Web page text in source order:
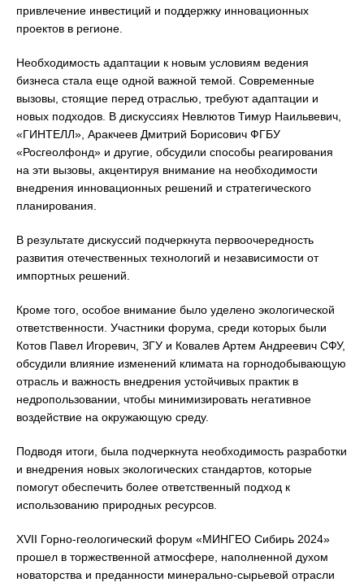
привлечение инвестиций и поддержку инновационных
проектов в регионе.
Необходимость адаптации к новым условиям ведения
бизнеса стала еще одной важной темой. Современные
вызовы, стоящие перед отраслью, требуют адаптации и
новых подходов. В дискуссиях Невлютов Тимур Наильвевич,
«ГИНТЕЛЛ», Аракчеев Дмитрий Борисович ФГБУ
«Росгеолфонд» и другие, обсудили способы реагирования
на эти вызовы, акцентируя внимание на необходимости
внедрения инновационных решений и стратегического
планирования.
В результате дискуссий подчеркнута первоочередность
развития отечественных технологий и независимости от
импортных решений.
Кроме того, особое внимание было уделено экологической
ответственности. Участники форума, среди которых были
Котов Павел Игоревич, ЗГУ и Ковалев Артем Андреевич СФУ,
обсудили влияние изменений климата на горнодобывающую
отрасль и важность внедрения устойчивых практик в
недропользовании, чтобы минимизировать негативное
воздействие на окружающую среду.
Подводя итоги, была подчеркнута необходимость разработки
и внедрения новых экологических стандартов, которые
помогут обеспечить более ответственный подход к
использованию природных ресурсов.
XVII Горно-геологический форум «МИНГЕО Сибирь 2024»
прошел в торжественной атмосфере, наполненной духом
новаторства и преданности минерально-сырьевой отрасли